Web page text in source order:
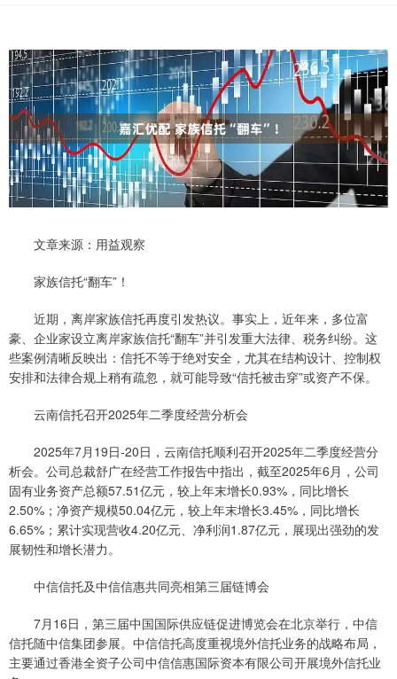
文章来源：用益观察
家族信托“翻车”！
近期，离岸家族信托再度引发热议。事实上，近年来，多位富
豪、企业家设立离岸家族信托“翻车”并引发重大法律、税务纠纷。这
些案例清晰反映出：信托不等于绝对安全，尤其在结构设计、控制权
安排和法律合规上稍有疏忽，就可能导致“信托被击穿”或资产不保。
云南信托召开2025年二季度经营分析会
2025年7月19日-20日，云南信托顺利召开2025年二季度经营分
析会。公司总裁舒广在经营工作报告中指出，截至2025年6月，公司
固有业务资产总额57.51亿元，较上年末增长0.93%，同比增长
2.50%；净资产规模50.04亿元，较上年末增长3.45%，同比增长
6.65%；累计实现营收4.20亿元、净利润1.87亿元，展现出强劲的发
展韧性和增长潜力。
中信信托及中信信惠共同亮相第三届链博会
7月16日，第三届中国国际供应链促进博览会在北京举行，中信
信托随中信集团参展。中信信托高度重视境外信托业务的战略布局，
主要通过香港全资子公司中信信惠国际资本有限公司开展境外信托业